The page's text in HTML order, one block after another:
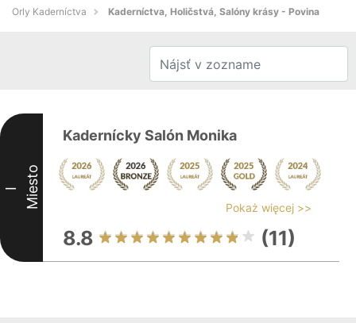
Orly Kaderníctva Kaderníctva, Holičstvá, Salóny krásy - Povina
I Miesto
Kadernícky Salón Monika
Pokaż więcej >>
8.8 (11)